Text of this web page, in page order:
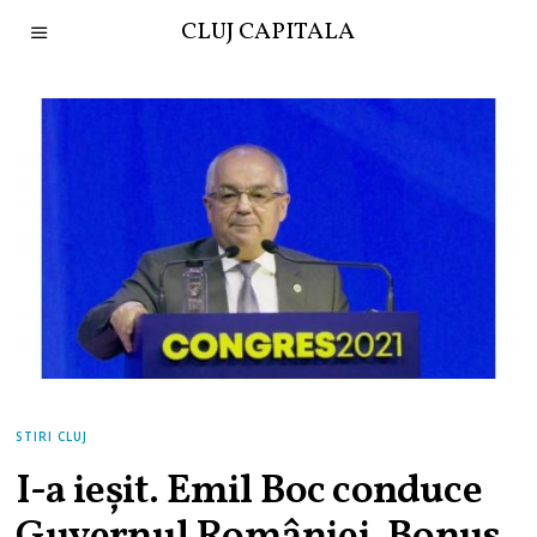
CLUJ CAPITALA
STIRI CLUJ
I-a ieșit. Emil Boc conduce